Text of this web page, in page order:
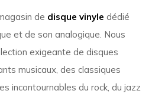
de disque vinyle dédié
et de son analogique. Nous
exigeante de disques
musicaux, des classiques
incontournables du rock, du jazz